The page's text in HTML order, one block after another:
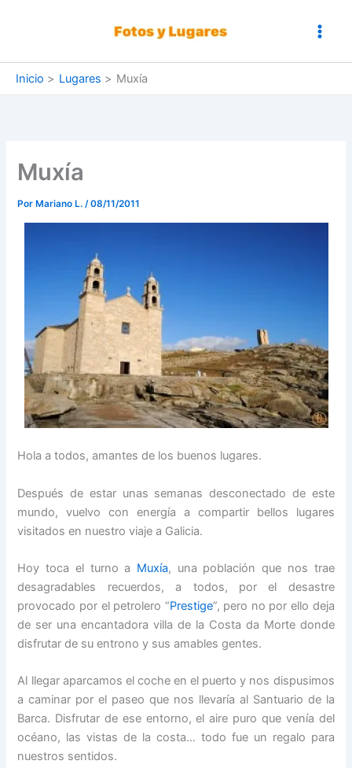
Inicio Lugares Muxía
Muxía
Por Mariano L./08/11/2011
Hola a todos, amantes de los buenos lugares.
Después de estar unas semanas desconectado de este
mundo, vuelvo con energía a compartir bellos lugares
visitados en nuestro viaje a Galicia.
Hoy toca el turno a Muxía, una población que nos trae
desagradables recuerdos, a todos, por el desastre
provocado por el petrolero “Prestige”, pero no por ello deja
de ser una encantadora villa de la Costa da Morte donde
disfrutar de su entrono y sus amables gentes.
Al llegar aparcamos el coche en el puerto y nos dispusimos
a caminar por el paseo que nos llevaría al Santuario de la
Barca. Disfrutar de ese entorno, el aire puro que venía del
océano, las vistas de la costa… todo fue un regalo para
nuestros sentidos.